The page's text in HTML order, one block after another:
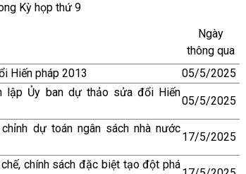
Kỳ họp thứ 9
Ngày
thông qua
Hiến pháp 2013 05/5/2025
lập Ủy ban dự thảo sửa đổi Hiến
05/5/2025
dự toán ngân sách nhà nước
17/5/2025
chính sách đặc biệt tạo đột phá